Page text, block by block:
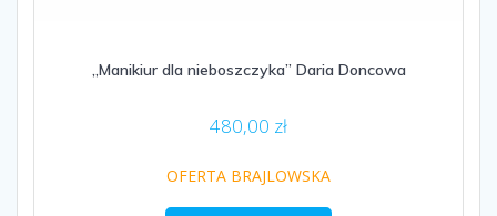
„Manikiur dla nieboszczyka” Daria Doncowa
480,00 zł
OFERTA BRAJLOWSKA